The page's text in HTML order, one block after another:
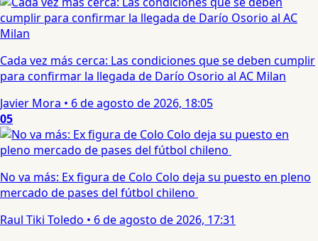
Cada vez más cerca: Las condiciones que se deben cumplir
para confirmar la llegada de Darío Osorio al AC Milan
Javier Mora • 6 de agosto de 2026, 18:05
05
No va más: Ex figura de Colo Colo deja su puesto en pleno
mercado de pases del fútbol chileno
Raul Tiki Toledo • 6 de agosto de 2026, 17:31